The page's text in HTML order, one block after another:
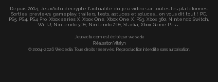
Depuis 2004, JeuxActu décrypte l'actualité du jeu vidéo sur toutes les plateformes.
Sorties, previews, gameplay, trailers, tests, astuces et soluces... on vous dit tout ! PC,
PS5, PS4, PS4 Pro, Xbox series X, Xbox One, Xbox One X, PS3, Xbox 360, Nintendo Switch,
Wii U, Nintendo 3DS, Nintendo 2DS, Stadia, Xbox Game Pass...
Jeuxactu.com est édité par Webedia
Réalisation Vitalyn
© 2004-2026 Webedia. Tous droits réservés. Reproduction interdite sans autorisation.